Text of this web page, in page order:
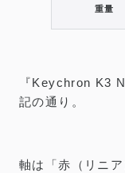
重量
『Keychron K3
記の通り。
軸は「赤（リニ